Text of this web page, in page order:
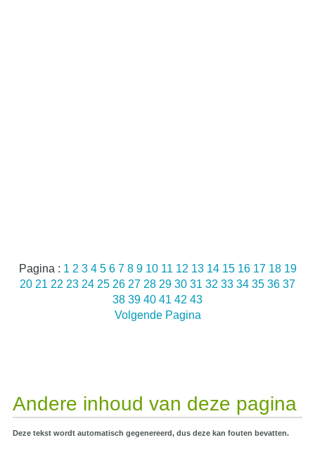
Pagina : 1 2 3 4 5 6 7 8 9 10 11 12 13 14 15 16 17 18 19
20 21 22 23 24 25 26 27 28 29 30 31 32 33 34 35 36 37
38 39 40 41 42 43
Volgende Pagina
Andere inhoud van deze pagina
Deze tekst wordt automatisch gegenereerd, dus deze kan fouten bevatten.